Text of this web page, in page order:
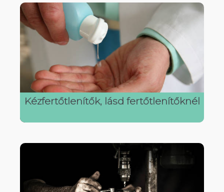
Kézfertőtlenítők, lásd fertőtlenítőknél